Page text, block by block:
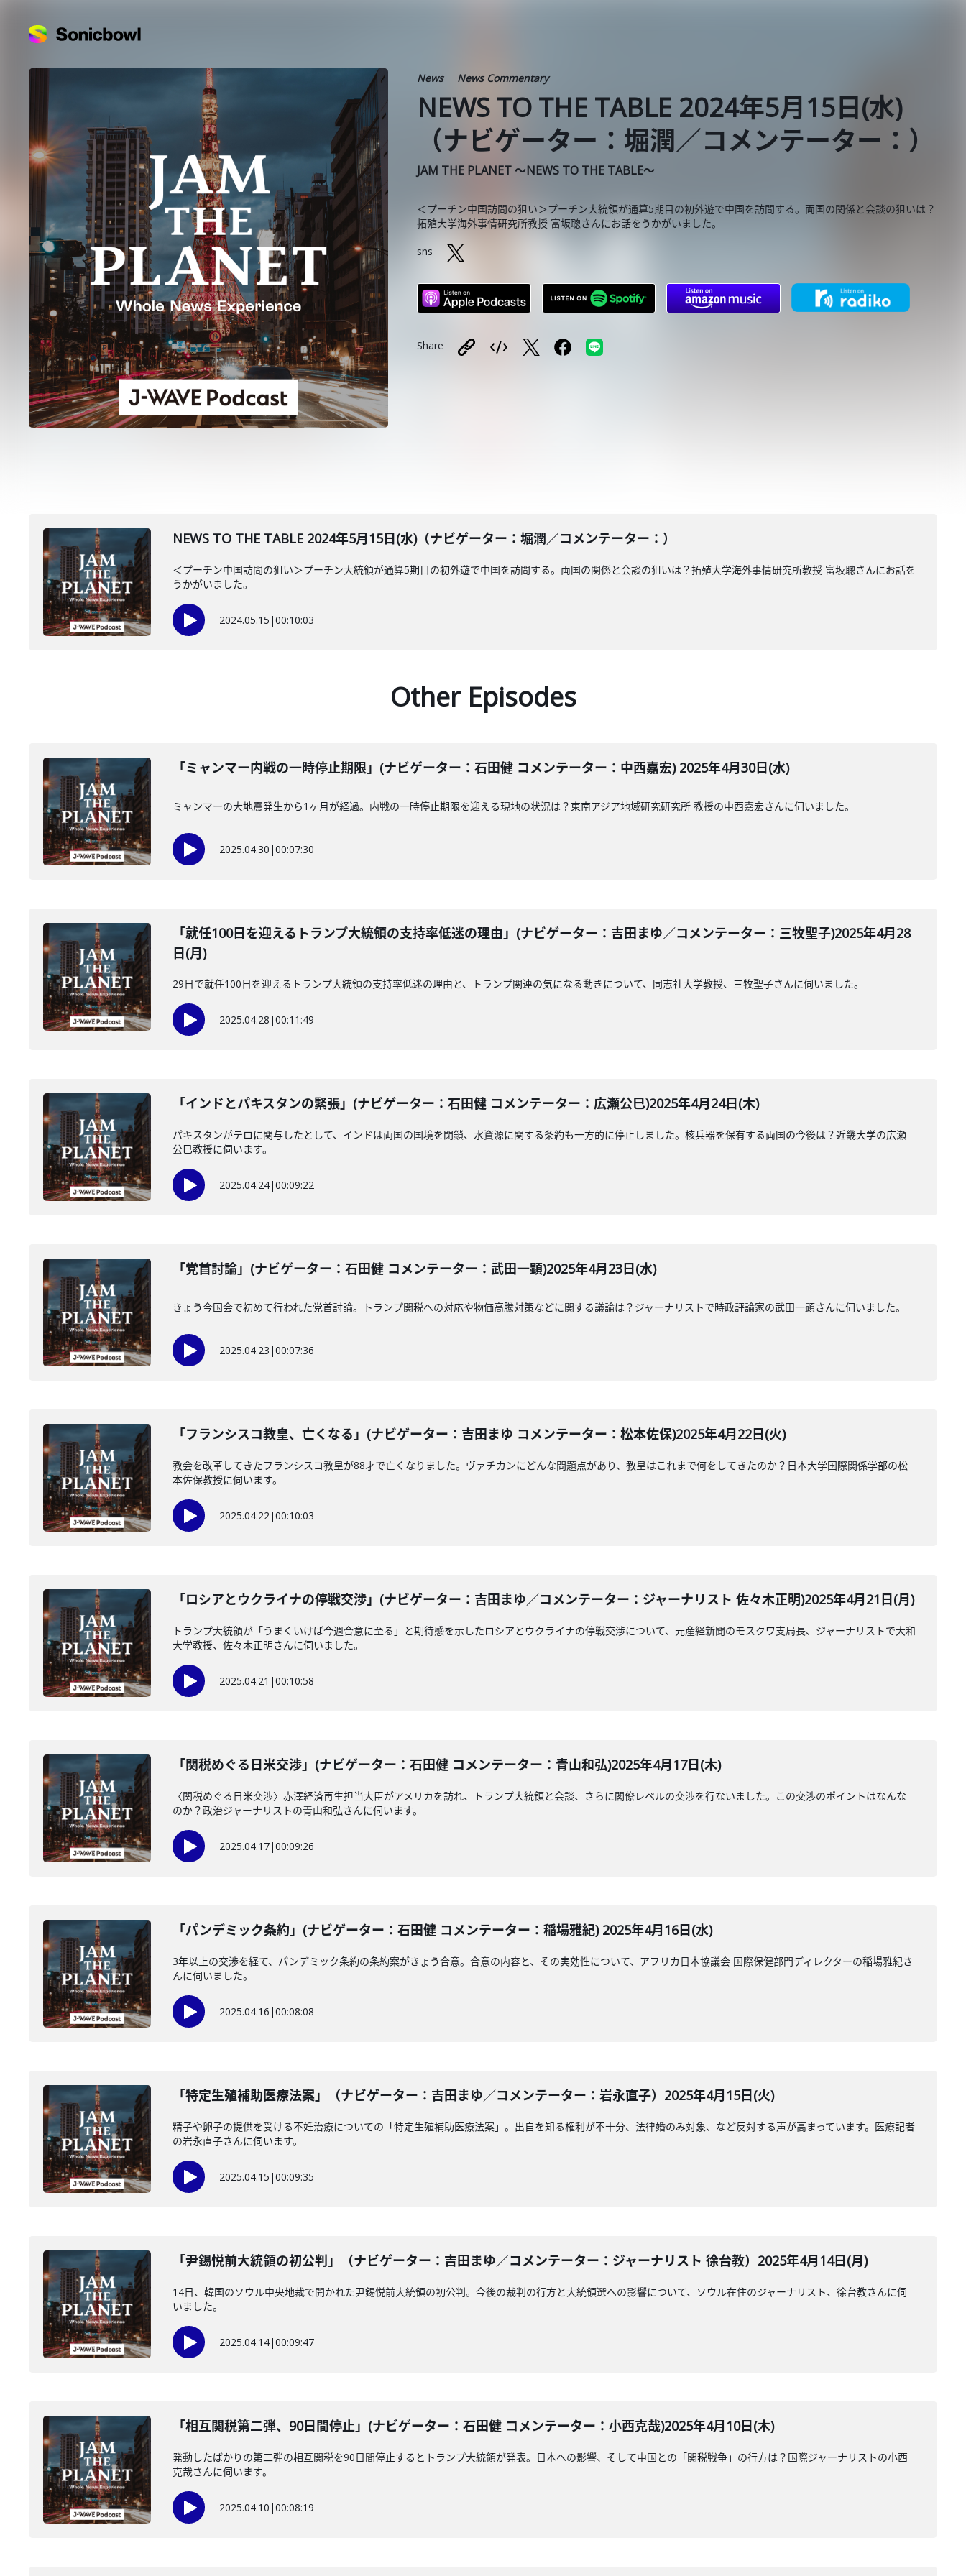
News News Commentary
NEWS TO THE TABLE 2024年5月15日(水)
（ナビゲーター：堀潤／コメンテーター：）
JAM THE PLANET ～NEWS TO THE TABLE～
＜プーチン中国訪問の狙い＞プーチン大統領が通算5期目の初外遊で中国を訪問する。両国の関係と会談の狙いは？
拓殖大学海外事情研究所教授 富坂聰さんにお話をうかがいました。
sns
Share
NEWS TO THE TABLE 2024年5月15日(水)（ナビゲーター：堀潤／コメンテーター：）
＜プーチン中国訪問の狙い＞プーチン大統領が通算5期目の初外遊で中国を訪問する。両国の関係と会談の狙いは？拓殖大学海外事情研究所教授 富坂聰さんにお話を
うかがいました。
2024.05.15 |00:10:03
Other Episodes
「ミャンマー内戦の一時停止期限」(ナビゲーター：石田健 コメンテーター：中西嘉宏) 2025年4月30日(水)
ミャンマーの大地震発生から1ヶ月が経過。内戦の一時停止期限を迎える現地の状況は？東南アジア地域研究研究所 教授の中西嘉宏さんに伺いました。
2025.04.30 |00:07:30
「就任100日を迎えるトランプ大統領の支持率低迷の理由」(ナビゲーター：吉田まゆ／コメンテーター：三牧聖子)2025年4月28
日(月)
29日で就任100日を迎えるトランプ大統領の支持率低迷の理由と、トランプ関連の気になる動きについて、同志社大学教授、三牧聖子さんに伺いました。
2025.04.28 |00:11:49
「インドとパキスタンの緊張」(ナビゲーター：石田健 コメンテーター：広瀬公巳)2025年4月24日(木)
パキスタンがテロに関与したとして、インドは両国の国境を閉鎖、水資源に関する条約も一方的に停止しました。核兵器を保有する両国の今後は？近畿大学の広瀬
公巳教授に伺います。
2025.04.24|00:09:22
「党首討論」(ナビゲーター：石田健 コメンテーター：武田一顕)2025年4月23日(水)
きょう今国会で初めて行われた党首討論。トランプ関税への対応や物価高騰対策などに関する議論は？ジャーナリストで時政評論家の武田一顕さんに伺いました。
2025.04.23 |00:07:36
「フランシスコ教皇、亡くなる」(ナビゲーター：吉田まゆ コメンテーター：松本佐保)2025年4月22日(火)
教会を改革してきたフランシスコ教皇が88才で亡くなりました。ヴァチカンにどんな問題点があり、教皇はこれまで何をしてきたのか？日本大学国際関係学部の松
本佐保教授に伺います。
2025.04.22|00:10:03
「ロシアとウクライナの停戦交渉」(ナビゲーター：吉田まゆ／コメンテーター：ジャーナリスト 佐々木正明)2025年4月21日(月)
トランプ大統領が「うまくいけば今週合意に至る」と期待感を示したロシアとウクライナの停戦交渉について、元産経新聞のモスクワ支局長、ジャーナリストで大和
大学教授、佐々木正明さんに伺いました。
2025.04.21 |00:10:58
「関税めぐる日米交渉」(ナビゲーター：石田健 コメンテーター：青山和弘)2025年4月17日(木)
〈関税めぐる日米交渉〉赤澤経済再生担当大臣がアメリカを訪れ、トランプ大統領と会談、さらに閣僚レベルの交渉を行ないました。この交渉のポイントはなんな
のか？政治ジャーナリストの青山和弘さんに伺います。
2025.04.17|00:09:26
「パンデミック条約」(ナビゲーター：石田健 コメンテーター：稲場雅紀) 2025年4月16日(水)
3年以上の交渉を経て、パンデミック条約の条約案がきょう合意。合意の内容と、その実効性について、アフリカ日本協議会 国際保健部門ディレクターの稲場雅紀さ
んに伺いました。
2025.04.16 |00:08:08
「特定生殖補助医療法案」（ナビゲーター：吉田まゆ／コメンテーター：岩永直子）2025年4月15日(火)
精子や卵子の提供を受ける不妊治療についての「特定生殖補助医療法案」。出自を知る権利が不十分、法律婚のみ対象、など反対する声が高まっています。医療記者
の岩永直子さんに伺います。
2025.04.15 |00:09:35
「尹錫悦前大統領の初公判」（ナビゲーター：吉田まゆ／コメンテーター：ジャーナリスト 徐台教）2025年4月14日(月)
14日、韓国のソウル中央地裁で開かれた尹錫悦前大統領の初公判。今後の裁判の行方と大統領選への影響について、ソウル在住のジャーナリスト、徐台教さんに伺
いました。
2025.04.14|00:09:47
「相互関税第二弾、90日間停止」(ナビゲーター：石田健 コメンテーター：小西克哉)2025年4月10日(木)
発動したばかりの第二弾の相互関税を90日間停止するとトランプ大統領が発表。日本への影響、そして中国との「関税戦争」の行方は？国際ジャーナリストの小西
克哉さんに伺います。
2025.04.10 |00:08:19